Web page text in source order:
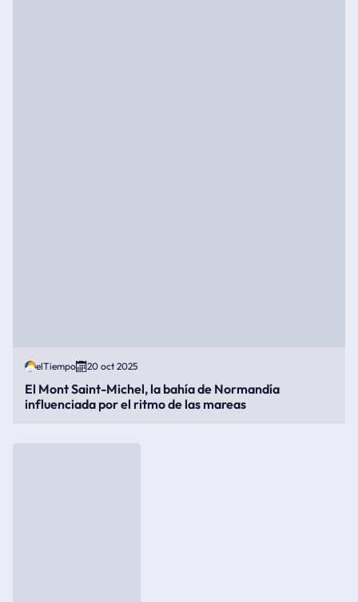
elTiempo 20 oct 2025
El Mont Saint-Michel, la bahía de Normandía
influenciada por el ritmo de las mareas